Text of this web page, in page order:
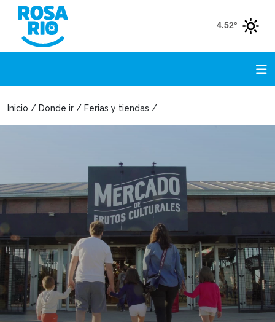
4.52°
Inicio / Donde ir / Ferias y tiendas /